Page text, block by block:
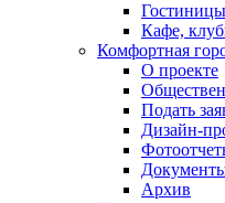
Кафе,
Комфортная
О проекте
Подать
Дизайн-
Архив